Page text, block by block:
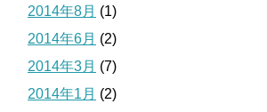
2014年8月 (1)
2014年6月 (2)
2014年3月 (7)
2014年1月 (2)